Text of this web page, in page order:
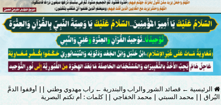
الرئيسية ← قصائد الشور والراب والبندرية ← راب مهدوي وطني || أوقفوا الدمَّ
اليُراق || محمد السبتي | محمد الخفاجي || كلمات : أم تكتم البصرية